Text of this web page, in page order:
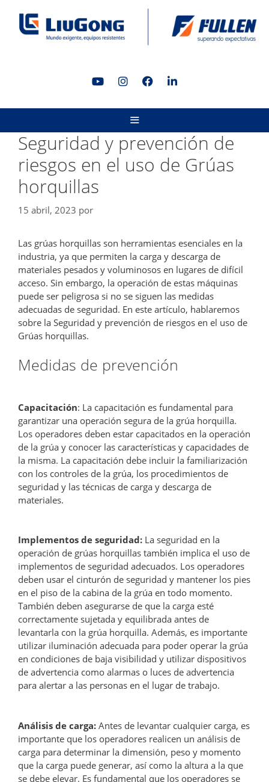
contenido
Seguridad y prevención de
riesgos en el uso de Grúas
horquillas
15 abril, 2023 por
Las grúas horquillas son herramientas esenciales en la
industria, ya que permiten la carga y descarga de
materiales pesados y voluminosos en lugares de difícil
acceso. Sin embargo, la operación de estas máquinas
puede ser peligrosa si no se siguen las medidas
adecuadas de seguridad. En este artículo, hablaremos
sobre la Seguridad y prevención de riesgos en el uso de
Grúas horquillas.
Medidas de prevención
Capacitación: La capacitación es fundamental para
garantizar una operación segura de la grúa horquilla.
Los operadores deben estar capacitados en la operación
de la grúa y conocer las características y capacidades de
la misma. La capacitación debe incluir la familiarización
con los controles de la grúa, los procedimientos de
seguridad y las técnicas de carga y descarga de
materiales.
Implementos de seguridad: La seguridad en la
operación de grúas horquillas también implica el uso de
implementos de seguridad adecuados. Los operadores
deben usar el cinturón de seguridad y mantener los pies
en el piso de la cabina de la grúa en todo momento.
También deben asegurarse de que la carga esté
correctamente sujetada y equilibrada antes de
levantarla con la grúa horquilla. Además, es importante
utilizar iluminación adecuada para poder operar la grúa
en condiciones de baja visibilidad y utilizar dispositivos
de advertencia como alarmas o luces de advertencia
para alertar a las personas en el lugar de trabajo.
Análisis de carga: Antes de levantar cualquier carga, es
importante que los operadores realicen un análisis de
carga para determinar la dimensión, peso y momento
que la carga puede generar, así como la altura a la que
se debe elevar. Es fundamental que los operadores se